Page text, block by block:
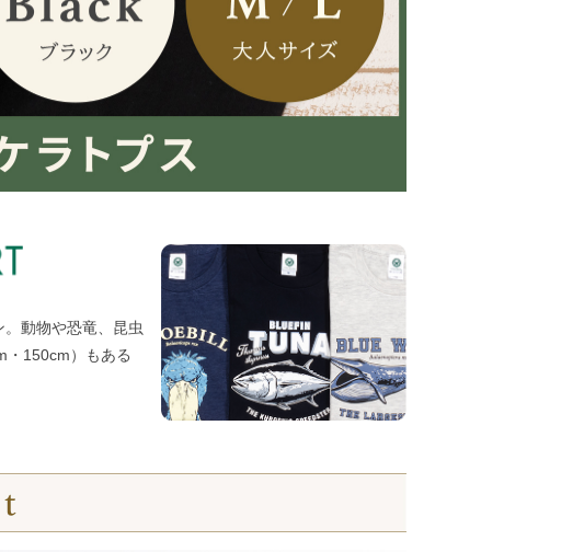
動物や恐竜、昆虫
・150cm）もある